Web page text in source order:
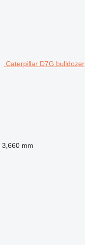
Caterpillar D7G bulldozer
3,660 mm